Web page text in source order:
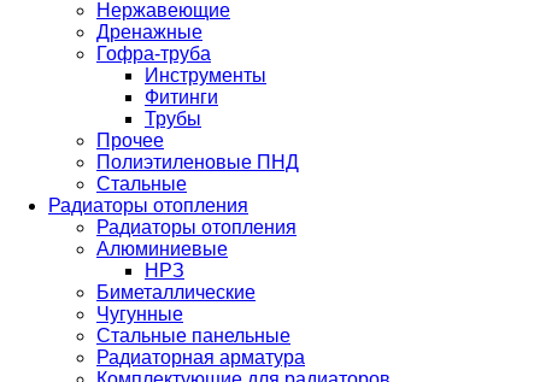
Нержавеющие
Дренажные
Гофра-труба
Инструменты
Фитинги
Трубы
Прочее
Полиэтиленовые ПНД
Стальные
Радиаторы отопления
Радиаторы отопления
Алюминиевые
НРЗ
Биметаллические
Чугунные
Стальные панельные
Радиаторная арматура